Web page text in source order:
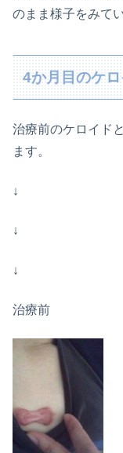
のまま様子をみて
4か月目のケ
治療前のケロイド
ます。
↓
↓
↓
治療前